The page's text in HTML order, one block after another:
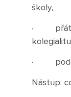
Aktuálně
Aktuality
Fotky z
školy,
·
·
Nástup: